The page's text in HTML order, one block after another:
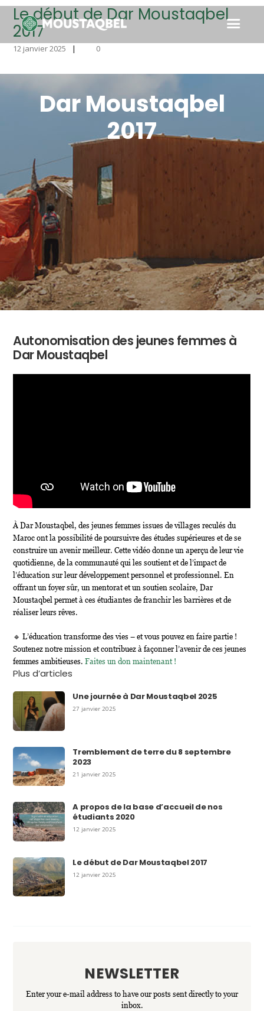
Le début de Dar Moustaqbel
2017
12 janvier 2025 0
Dar Moustaqbel
2017
Autonomisation des jeunes femmes à
Dar Moustaqbel
À Dar Moustaqbel, des jeunes femmes issues de villages reculés du
Maroc ont la possibilité de poursuivre des études supérieures et de se
construire un avenir meilleur. Cette vidéo donne un aperçu de leur vie
quotidienne, de la communauté qui les soutient et de l’impact de
l’éducation sur leur développement personnel et professionnel. En
offrant un foyer sûr, un mentorat et un soutien scolaire, Dar
Moustaqbel permet à ces étudiantes de franchir les barrières et de
réaliser leurs rêves.
🔹 L’éducation transforme des vies – et vous pouvez en faire partie !
Soutenez notre mission et contribuez à façonner l’avenir de ces jeunes
femmes ambitieuses.Faites un don maintenant !
Plus d’articles
Une journée à Dar Moustaqbel 2025
27 janvier 2025
Tremblement de terre du 8 septembre
2023
21 janvier 2025
A propos de la base d’accueil de nos
étudiants 2020
12 janvier 2025
Le début de Dar Moustaqbel 2017
12 janvier 2025
NEWSLETTER
Enter your e-mail address to have our posts sent directly to your
inbox.